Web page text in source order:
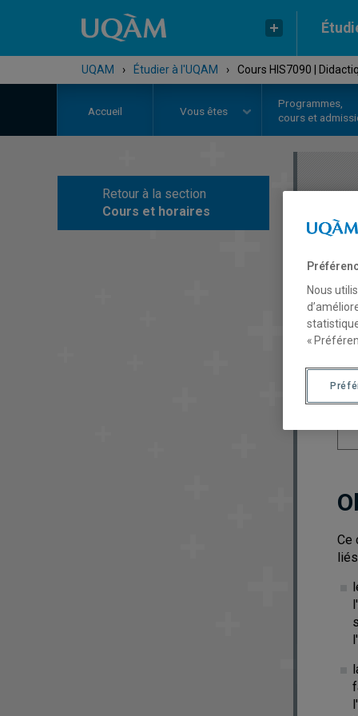
UQAM › Étudier à l'UQAM › Cours HIS7090 |
Accueil Vous êtes
Programmes,
cours et
Retour à la section
Cours et horaires
Ce
Nous
«